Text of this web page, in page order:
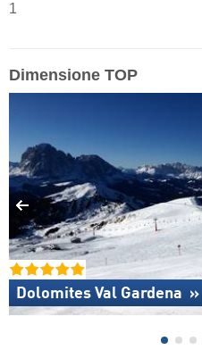
1
Dimensione TOP
Dolomites Val Gardena »